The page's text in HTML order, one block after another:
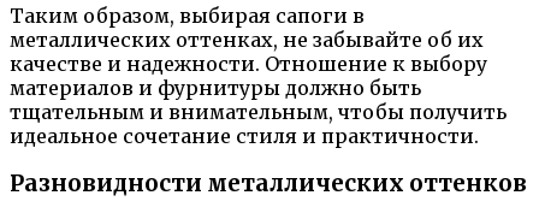
Таким образом, выбирая сапоги в
металлических оттенках, не забывайте об их
качестве и надежности. Отношение к выбору
материалов и фурнитуры должно быть
тщательным и внимательным, чтобы получить
идеальное сочетание стиля и практичности.
Разновидности металлических оттенков